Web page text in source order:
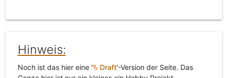
Hinweis:
Noch ist das hier eine ' Draft'-Version der Seite. Das